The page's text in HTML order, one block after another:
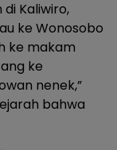
Kaliwiro,
ke Wonosobo
ke makam
ke
nenek,”
bahwa